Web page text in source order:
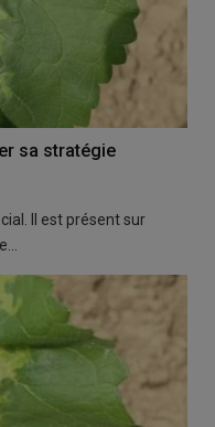
sa stratégie
Il est présent sur